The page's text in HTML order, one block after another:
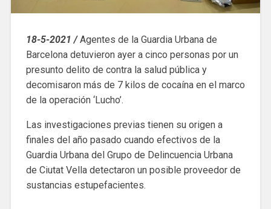
18-5-2021 /Agentes de la Guardia Urbana de
Barcelona detuvieron ayer a cinco personas por un
presunto delito de contra la salud pública y
decomisaron más de 7 kilos de cocaína en el marco
de la operación ‘Lucho’.
Las investigaciones previas tienen su origen a
finales del año pasado cuando efectivos de la
Guardia Urbana del Grupo de Delincuencia Urbana
de Ciutat Vella detectaron un posible proveedor de
sustancias estupefacientes.